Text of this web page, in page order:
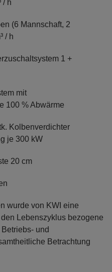
/ h
(6 Mannschaft, 2
/ h
1 +
mit
100 % Abwärme
Kolbenverdichter
je 300 kW
20 cm
wurde von KWI eine
Lebenszyklus bezogene
und
Betrachtung